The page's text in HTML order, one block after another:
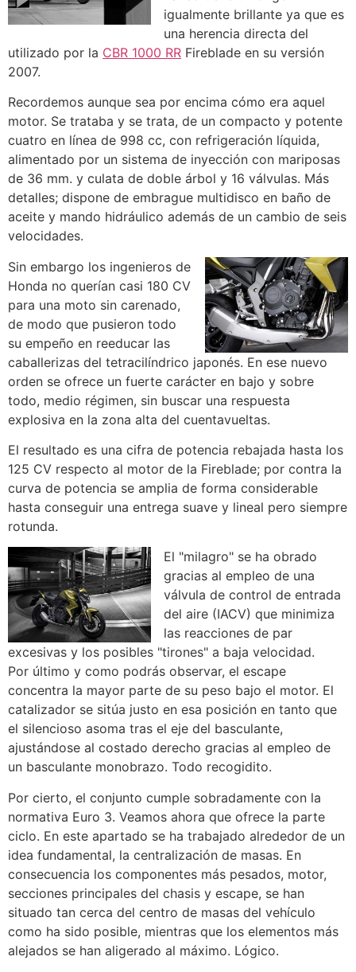
igualmente brillante ya que es
una herencia directa del
utilizado por la CBR 1000 RR Fireblade en su versión
2007.
Recordemos aunque sea por encima cómo era aquel
motor. Se trataba y se trata, de un compacto y potente
cuatro en línea de 998 cc, con refrigeración líquida,
alimentado por un sistema de inyección con mariposas
de 36 mm. y culata de doble árbol y 16 válvulas. Más
detalles; dispone de embrague multidisco en baño de
aceite y mando hidráulico además de un cambio de seis
velocidades.
Sin embargo los ingenieros de
Honda no querían casi 180 CV
para una moto sin carenado,
de modo que pusieron todo
su empeño en reeducar las
caballerizas del tetracilíndrico japonés. En ese nuevo
orden se ofrece un fuerte carácter en bajo y sobre
todo, medio régimen, sin buscar una respuesta
explosiva en la zona alta del cuentavueltas.
El resultado es una cifra de potencia rebajada hasta los
125 CV respecto al motor de la Fireblade; por contra la
curva de potencia se amplia de forma considerable
hasta conseguir una entrega suave y lineal pero siempre
rotunda.
El "milagro" se ha obrado
gracias al empleo de una
válvula de control de entrada
del aire (IACV) que minimiza
las reacciones de par
excesivas y los posibles "tirones" a baja velocidad.
Por último y como podrás observar, el escape
concentra la mayor parte de su peso bajo el motor. El
catalizador se sitúa justo en esa posición en tanto que
el silencioso asoma tras el eje del basculante,
ajustándose al costado derecho gracias al empleo de
un basculante monobrazo. Todo recogidito.
Por cierto, el conjunto cumple sobradamente con la
normativa Euro 3. Veamos ahora que ofrece la parte
ciclo. En este apartado se ha trabajado alrededor de un
idea fundamental, la centralización de masas. En
consecuencia los componentes más pesados, motor,
secciones principales del chasis y escape, se han
situado tan cerca del centro de masas del vehículo
como ha sido posible, mientras que los elementos más
alejados se han aligerado al máximo. Lógico.